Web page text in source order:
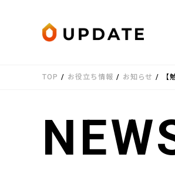
TOP / お役立ち情報 / お知らせ /